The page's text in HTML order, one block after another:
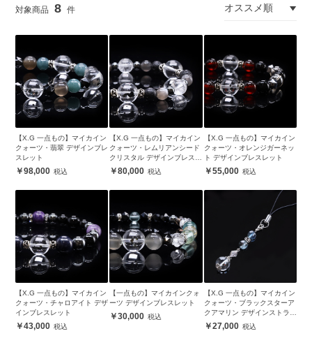
8
【X.G 一点もの】マイカイン
クォーツ・翡翠 デザインブレ
スレット
98,000
【X.G 一点もの】マイカイン
クォーツ・レムリアンシード
クリスタル デザインブレスレ
ット80,000
【X.G 一点もの】マイカイン
クォーツ・オレンジガーネッ
ト デザインブレスレット
55,000
【X.G 一点もの】マイカイン
クォーツ・チャロアイト デザ
インブレスレット
43,000
【一点もの】マイカインクォ
ーツ デザインブレスレット
30,000
【X.G 一点もの】マイカイン
クォーツ・ブラックスターア
クアマリン デザインストラッ
プ 27,000